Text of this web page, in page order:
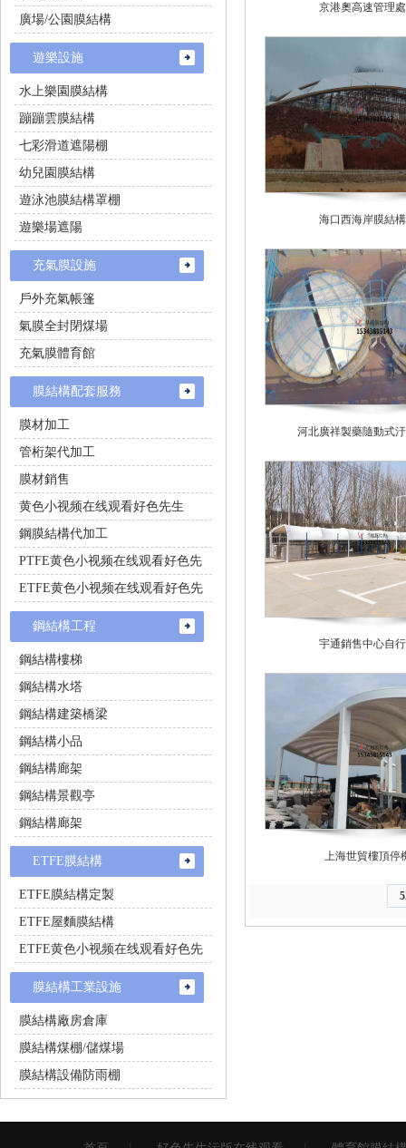
京港奧高速管理
海口西海岸膜結
河北廣祥製藥隨動式
宇通銷售中心自
上海世貿樓頂停
廣場/公園膜結構
遊樂設施
水上樂園膜結構
蹦蹦雲膜結構
七彩滑道遮陽棚
幼兒園膜結構
遊泳池膜結構罩棚
遊樂場遮陽
充氣膜設施
戶外充氣帳篷
氣膜全封閉煤場
充氣膜體育館
膜結構配套服務
膜材加工
管桁架代加工
膜材銷售
黄色小视频在线观看好色先生
鋼膜結構代加工
PTFE黄色小视频在线观看好色先
生施工
ETFE黄色小视频在线观看好色先
生施工
鋼結構工程
鋼結構樓梯
鋼結構水塔
鋼結構建築橋梁
鋼結構小品
鋼結構廊架
鋼結構景觀亭
鋼結構廊架
ETFE膜結構
ETFE膜結構定製
ETFE屋麵膜結構
ETFE黄色小视频在线观看好色先
生
膜結構工業設施
膜結構廠房倉庫
膜結構煤棚/儲煤場
膜結構設備防雨棚